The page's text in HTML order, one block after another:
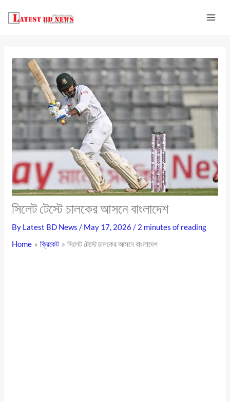
সিলেট টেস্টে চালকের আসনে বাংলাদেশ
By Latest BD News/ May 17, 2026/ 2 minutes of reading
Home
ক্রিকেট সিলেট টেস্টে চালকের আসনে বাংলাদেশ